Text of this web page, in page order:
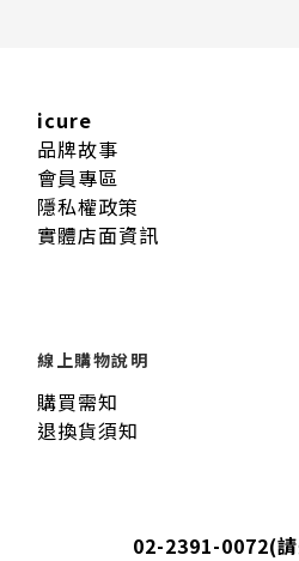
icure
品牌故事
會員專區
隱私權政策
實體店面資訊
線上購物說明
購買需知
退換貨須知
02-2391-0072(